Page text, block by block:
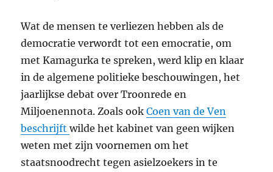
Wat de mensen te verliezen hebben als de
democratie verwordt tot een emocratie, om
met Kamagurka te spreken, werd klip en klaar
in de algemene politieke beschouwingen, het
jaarlijkse debat over Troonrede en
Miljoenennota. Zoals ookCoen van de Ven
beschrijftwilde het kabinet van geen wijken
weten met zijn voornemen om het
staatsnoodrecht tegen asielzoekers in te